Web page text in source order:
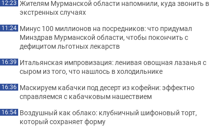
12:23 Жителям Мурманской области напомнили, куда звонить в
экстренных случаях
11:24 Минус 100 миллионов на посредников: что придумал
Минздрав Мурманской области, чтобы покончить с
дефицитом льготных лекарств
16:39 Итальянская импровизация: ленивая овощная лазанья с
сыром из того, что нашлось в холодильнике
16:36 Маскируем кабачки под десерт из кофейни: эффектно
справляемся с кабачковым нашествием
16:54 Воздушный как облако: клубничный шифоновый торт,
который сохраняет форму